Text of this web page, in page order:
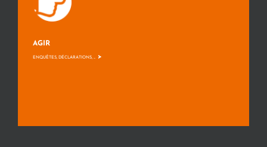
AGIR
ENQUÊTES, DÉCLARATIONS, ... >